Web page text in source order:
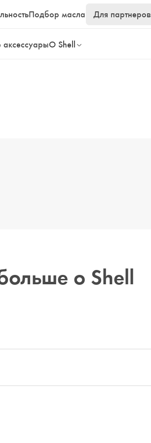
Подбор масла Для партнеров
О Shell
о Shell